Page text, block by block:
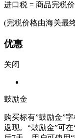
进口税 = 商品完税
(完税价格由海关最
优惠
关闭
鼓励金
购买标有”鼓励金”
返现。“鼓励金”可